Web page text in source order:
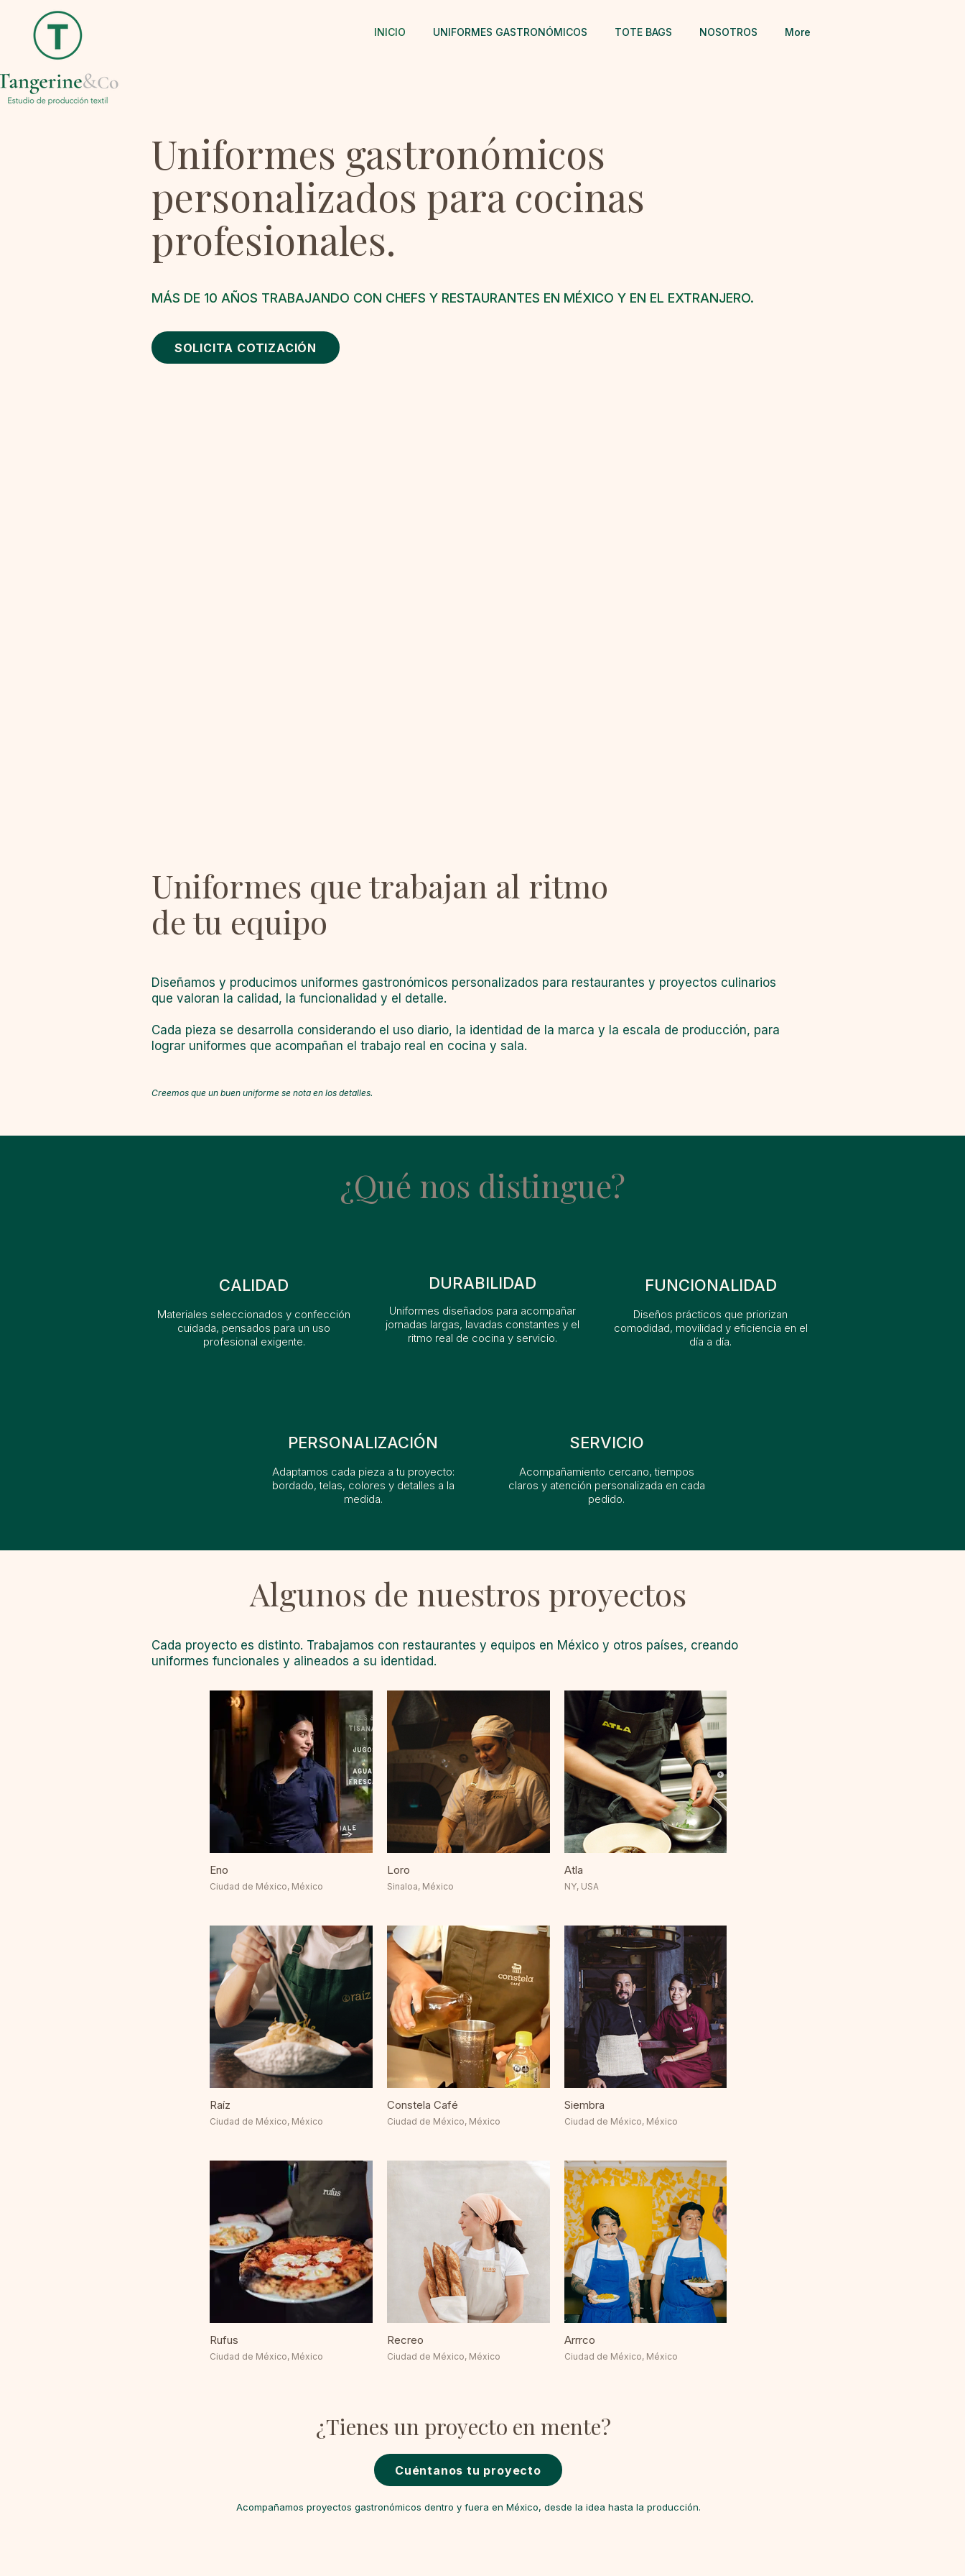
INICIO UNIFORMES GASTRONÓMICOS TOTE BAGS NOSOTROS More
Uniformes gastronómicos
personalizados para cocinas
profesionales.
MÁS DE 10 AÑOS TRABAJANDO CON CHEFS Y RESTAURANTES EN MÉXICO Y EN EL EXTRANJERO.
SOLICITA COTIZACIÓN
Uniformes que trabajan al ritmo
de tu equipo
Diseñamos y producimos uniformes gastronómicos personalizados para restaurantes y proyectos culinarios
que valoran la calidad, la funcionalidad y el detalle.
Cada pieza se desarrolla considerando el uso diario, la identidad de la marca y la escala de producción, para
lograr uniformes que acompañan el trabajo real en cocina y sala.
Creemos que un buen uniforme se nota en los detalles.
¿Qué nos distingue?
CALIDAD
Materiales seleccionados y confección
cuidada, pensados para un uso
profesional exigente.
DURABILIDAD
Uniformes diseñados para acompañar
jornadas largas, lavadas constantes y el
ritmo real de cocina y servicio.
FUNCIONALIDAD
Diseños prácticos que priorizan
comodidad, movilidad y eficiencia en el
día a día.
PERSONALIZACIÓN
Adaptamos cada pieza a tu proyecto:
bordado, telas, colores y detalles a la
medida.
SERVICIO
Acompañamiento cercano, tiempos
claros y atención personalizada en cada
pedido.
Algunos de nuestros proyectos
Cada proyecto es distinto. Trabajamos con restaurantes y equipos en México y otros países, creando
uniformes funcionales y alineados a su identidad.
Eno
Ciudad de México, México
Loro
Sinaloa, México
Atla
NY, USA
Raíz
Ciudad de México, México
Constela Café
Ciudad de México, México
Siembra
Ciudad de México, México
Rufus
Ciudad de México, México
Recreo
Ciudad de México, México
Arrrco
Ciudad de México, México
¿Tienes un proyecto en mente?
Cuéntanos tu proyecto
Acompañamos proyectos gastronómicos dentro y fuera en México, desde la idea hasta la producción.